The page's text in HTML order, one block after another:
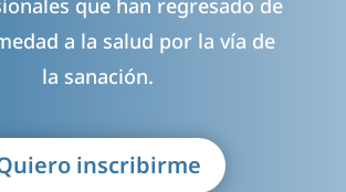
que han regresado de
a la salud por la vía de
la sanación.
inscribirme